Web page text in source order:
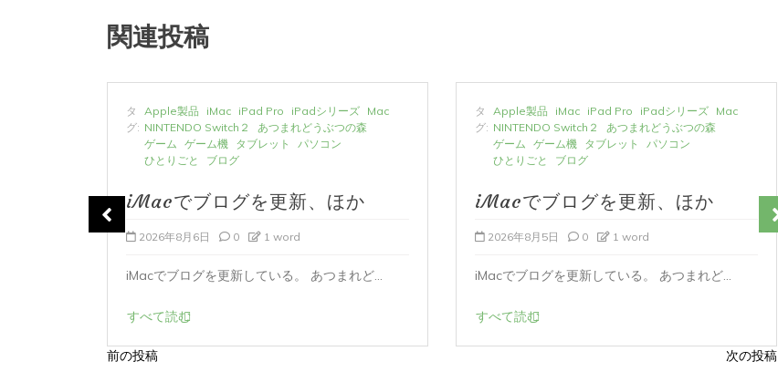
関連投稿
タ
グ:
Apple製品 iMac iPad Pro iPadシリーズ Mac
NINTENDO Switch２
あつまれどうぶつの森
ゲーム ゲーム機 タブレット
パソコン
ひとりごと
ブログ
iMacでブログを更新、ほか
2026年8月6日 0 1 word
iMacでブログを更新している。 あつまれど...
すべて読む
タ
グ:
Apple製品 iMac iPad Pro iPadシリーズ Mac
NINTENDO Switch２
あつまれどうぶつの森
ゲーム ゲーム機 タブレット
パソコン
ひとりごと
ブログ
iMacでブログを更新、ほか
2026年8月5日 0 1 word
iMacでブログを更新している。 あつまれど...
すべて読む
投
前の投稿 次の投稿